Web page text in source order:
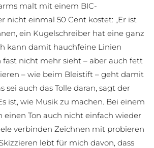
malt mit einem BIC-
nicht einmal 50 Cent kostet: „Er ist
ein Kugelschreiber hat eine ganz
kann damit hauchfeine Linien
fast nicht mehr sieht – aber auch fett
– wie beim Bleistift – geht damit
sei auch das Tolle daran, sagt der
ist, wie Musik zu machen. Bei einem
einen Ton auch nicht einfach wieder
verbinden Zeichnen mit probieren
lebt für mich davon, dass